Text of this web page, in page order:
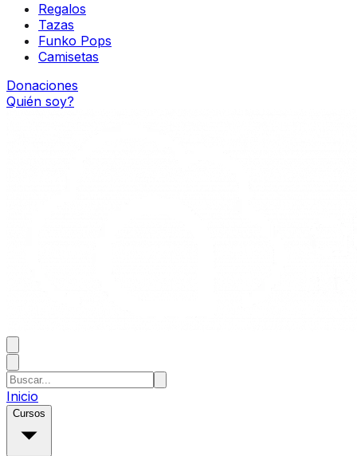
Regalos
Tazas
Funko Pops
Camisetas
Donaciones
Quién soy?
Inicio
Cursos